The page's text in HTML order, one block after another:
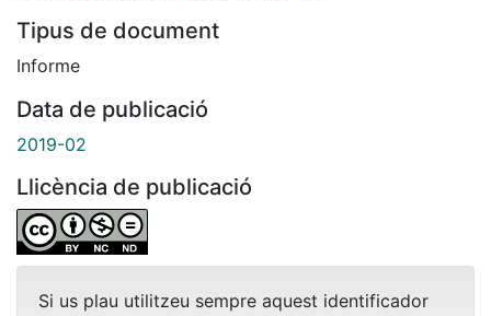
Tipus de document
Informe
Data de publicació
2019-02
Llicència de publicació
Si us plau utilitzeu sempre aquest identificador